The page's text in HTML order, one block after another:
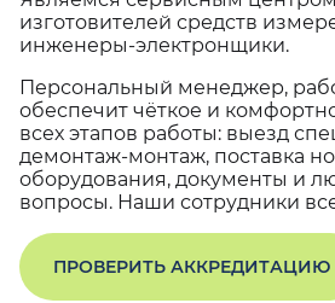
изготовителей средств
инженеры-электронщики.
Персональный менеджер,
обеспечит чёткое и
всех этапов работы: выезд
демонтаж-монтаж, поставка
оборудования, документы и
вопросы. Наши сотрудники
ПРОВЕРИТЬ АККРЕДИТАЦИЮ